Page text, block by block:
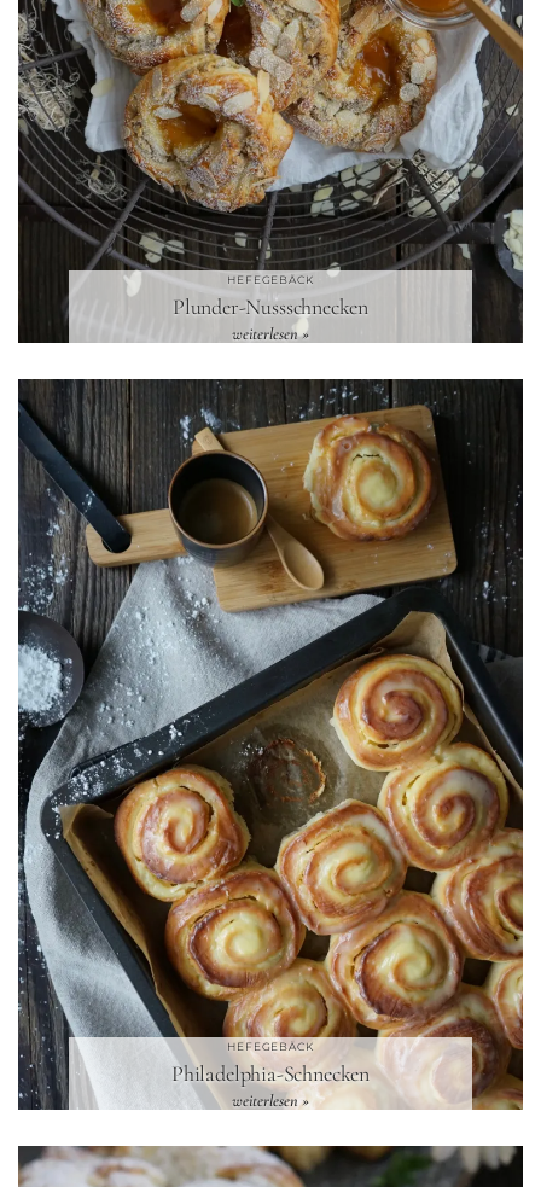
HEFEGEBÄCK
Plunder-Nussschnecken
weiterlesen »
HEFEGEBÄCK
Philadelphia-Schnecken
weiterlesen »